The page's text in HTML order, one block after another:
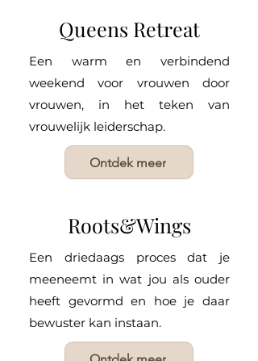
Queens Retreat
Een warm en verbindend
weekend voor vrouwen door
vrouwen, in het teken van
vrouwelijk leiderschap.
Ontdek meer
Roots&Wings
Een driedaags proces dat je
meeneemt in wat jou als ouder
heeft gevormd en hoe je daar
bewuster kan instaan.